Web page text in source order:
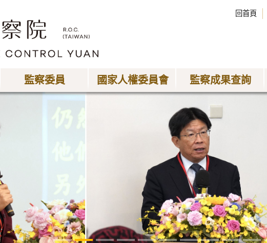
回首頁
監察委員 國家人權委員會 監察成果查詢